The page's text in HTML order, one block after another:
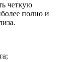
четкую
полно и